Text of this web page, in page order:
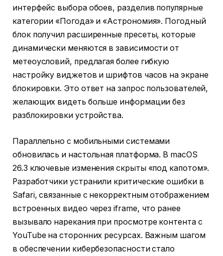
интерфейс выбора обоев, разделив популярные
категории «Погода» и «Астрономия». Погодный
блок получил расширенные пресеты, которые
динамически меняются в зависимости от
метеоусловий, предлагая более гибкую
настройку виджетов и шрифтов часов на экране
блокировки. Это ответ на запрос пользователей,
желающих видеть больше информации без
разблокировки устройства.
Параллельно с мобильными системами
обновилась и настольная платформа. В macOS
26.3 ключевые изменения скрыты «под капотом».
Разработчики устранили критические ошибки в
Safari, связанные с некорректным отображением
встроенных видео через iframe, что ранее
вызывало нарекания при просмотре контента с
YouTube на сторонних ресурсах. Важным шагом
в обеспечении кибербезопасности стало